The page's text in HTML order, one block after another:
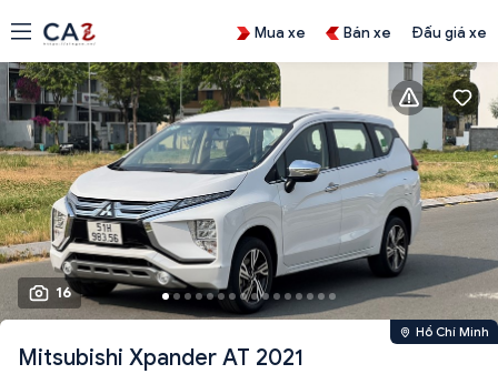
Mua xe Bán xe Đấu giá xe
16
Hồ Chí Minh
Mitsubishi Xpander AT 2021